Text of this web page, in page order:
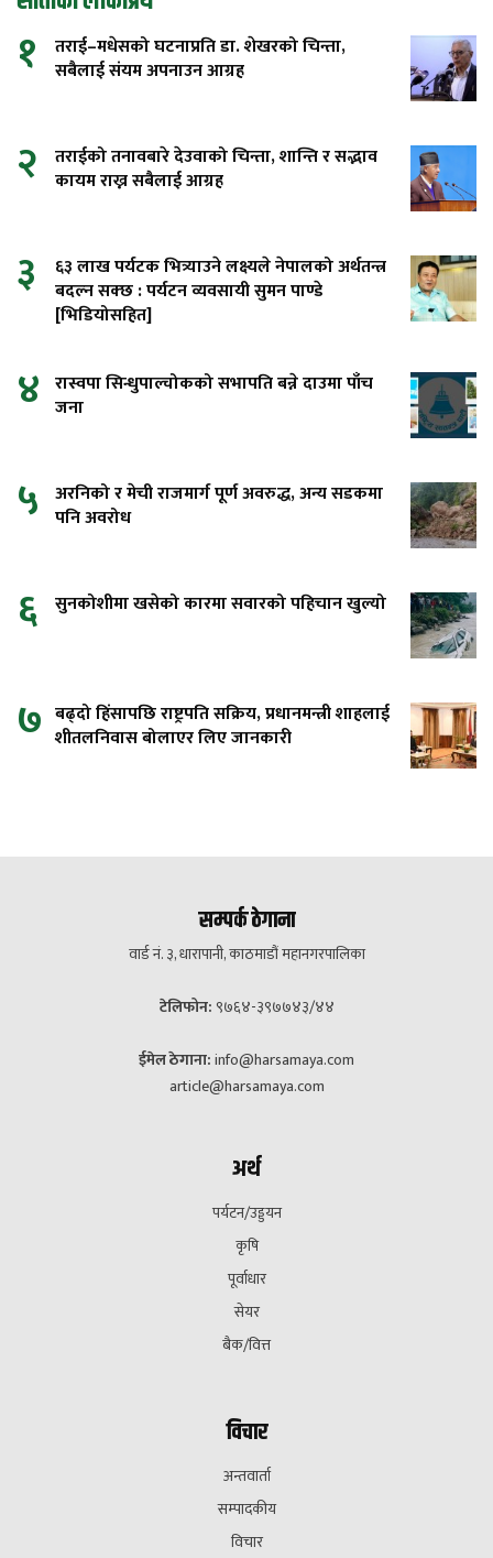
१
तराई–मधेसको घटनाप्रति डा. शेखरको चिन्ता,
सबैलाई संयम अपनाउन आग्रह
२
तराईको तनावबारे देउवाको चिन्ता, शान्ति र सद्भाव
कायम राख्न सबैलाई आग्रह
३
६३ लाख पर्यटक भित्र्याउने लक्ष्यले नेपालको अर्थतन्त्र
बदल्न सक्छ : पर्यटन व्यवसायी सुमन पाण्डे
[भिडियोसहित]
४ रास्वपा सिन्धुपाल्चोकको सभापति बन्ने दाउमा पाँच
जना
५ अरनिको र मेची राजमार्ग पूर्ण अवरुद्ध, अन्य सडकमा
पनि अवरोध
६ सुनकोशीमा खसेको कारमा सवारको पहिचान खुल्यो
७ बढ्दो हिंसापछि राष्ट्रपति सक्रिय, प्रधानमन्त्री शाहलाई
शीतलनिवास बोलाएर लिए जानकारी
सम्पर्क ठेगाना
वार्ड नं. ३, धारापानी, काठमाडौं महानगरपालिका
टेलिफोन: ९७६४-३९७७४३/४४
ईमेल ठेगाना:info@harsamaya.com
article@harsamaya.com
अर्थ
पर्यटन/उड्डयन
कृषि
पूर्वाधार
सेयर
बैक/वित्त
विचार
अन्तवार्ता
सम्पादकीय
विचार